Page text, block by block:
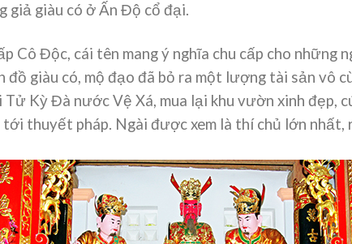
giả giàu có ở Ấn Độ cổ đại.
Cô Độc, cái tên mang ý nghĩa chu cấp cho những
đồ giàu có, mộ đạo đã bỏ ra một lượng tài sản vô
Kỳ Đà nước Vệ Xá, mua lại khu vườn xinh đẹp,
tới thuyết pháp. Ngài được xem là thí chủ lớn